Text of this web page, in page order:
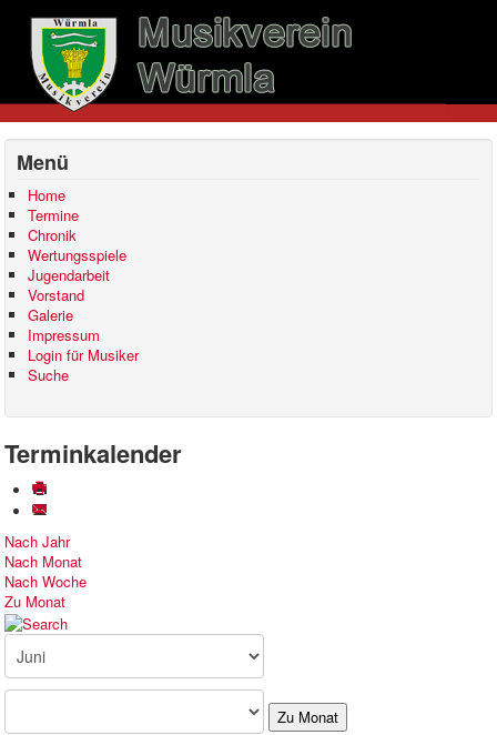
Menü
Home
Termine
Chronik
Wertungsspiele
Jugendarbeit
Vorstand
Galerie
Impressum
Login für Musiker
Suche
Terminkalender
Nach Jahr
Nach Monat
Nach Woche
Zu Monat
Zu Monat